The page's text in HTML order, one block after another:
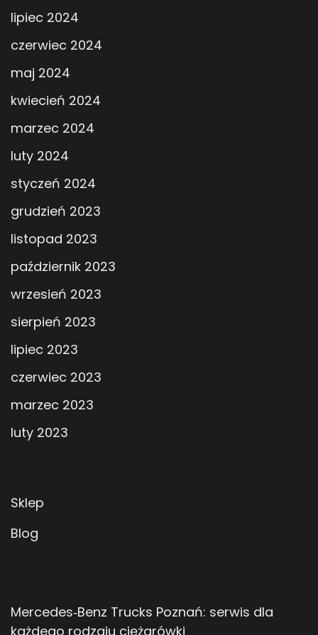
lipiec 2024
czerwiec 2024
maj 2024
kwiecień 2024
marzec 2024
luty 2024
styczeń 2024
grudzień 2023
listopad 2023
październik 2023
wrzesień 2023
sierpień 2023
lipiec 2023
czerwiec 2023
marzec 2023
luty 2023
Sklep
Blog
Mercedes‑Benz Trucks Poznań: serwis dla
każdego rodzaju ciężarówki